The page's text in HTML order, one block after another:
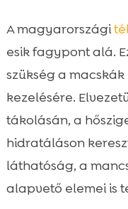
 Láthatóság
sötétben

Téli
értelmezése
Etető- és
alatt
Menekülőút

Kinti és benti
A magyarországi
esik fagypont alá.
szükség a
kezelésére.
tákolásán, a
hidratáláson
láthatóság, a
alapvető elemei is